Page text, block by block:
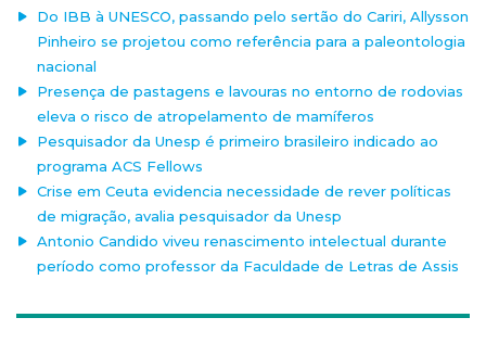
Do IBB à UNESCO, passando pelo sertão do Cariri, Allysson
Pinheiro se projetou como referência para a paleontologia
nacional
Presença de pastagens e lavouras no entorno de rodovias
eleva o risco de atropelamento de mamíferos
Pesquisador da Unesp é primeiro brasileiro indicado ao
programa ACS Fellows
Crise em Ceuta evidencia necessidade de rever políticas
de migração, avalia pesquisador da Unesp
Antonio Candido viveu renascimento intelectual durante
período como professor da Faculdade de Letras de Assis